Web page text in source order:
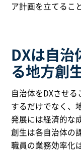
ア計画を立てるこ
DXは自治
る地方創
自治体をDXさせ
するだけでなく、
発展には経済的な
創生は各自治体の
職員の業務効率化